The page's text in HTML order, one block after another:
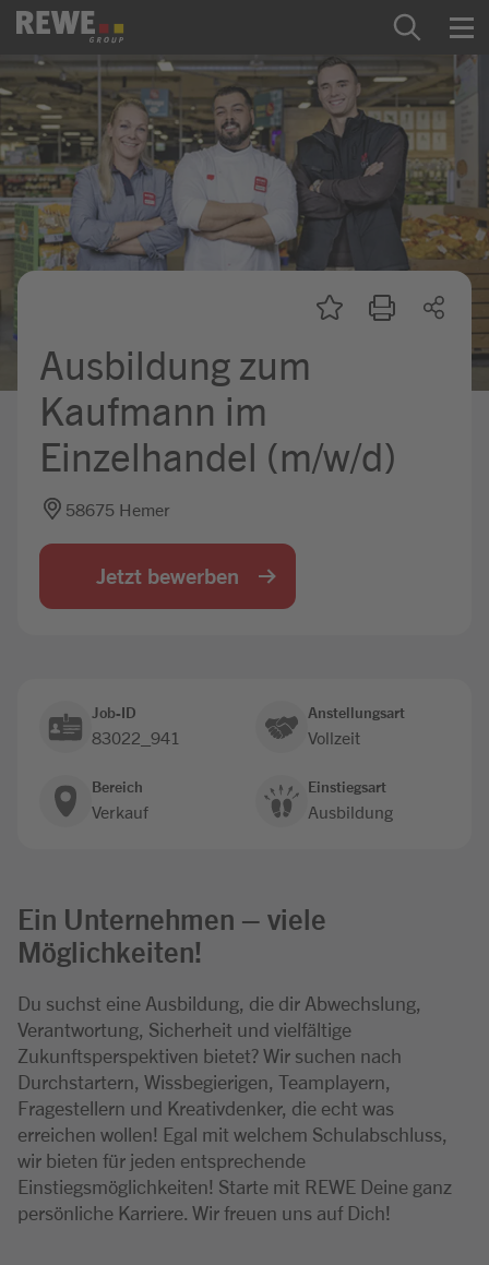
Zum Inhalt springen
Startseite
REWE Group als Arbeitgeber
Ausbildung & Studium
Praktikum & Werkstudium
Mein Kandidat:innenprofil
Ausbildung zum
Kaufmann im
Einzelhandel (m/w/d)
58675 Hemer
Jetzt bewerben
Job-ID
83022_941
Anstellungsart
Vollzeit
Bereich
Verkauf
Einstiegsart
Ausbildung
Ein Unternehmen – viele
Möglichkeiten!
Du suchst eine Ausbildung, die dir Abwechslung,
Verantwortung, Sicherheit und vielfältige
Zukunftsperspektiven bietet? Wir suchen nach
Durchstartern, Wissbegierigen, Teamplayern,
Fragestellern und Kreativdenker, die echt was
erreichen wollen! Egal mit welchem Schulabschluss,
wir bieten für jeden entsprechende
Einstiegsmöglichkeiten! Starte mit REWE Deine ganz
persönliche Karriere. Wir freuen uns auf Dich!